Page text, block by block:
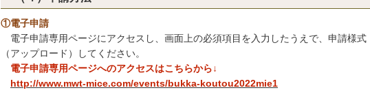
①電子申請
電子申請専用ページにアクセスし、画面上の必須項目を入力したうえで、申請様式
（アップロード）してください。
電子申請専用ページへのアクセスはこちらから↓
http://www.mwt-mice.com/events/bukka-koutou2022mie1